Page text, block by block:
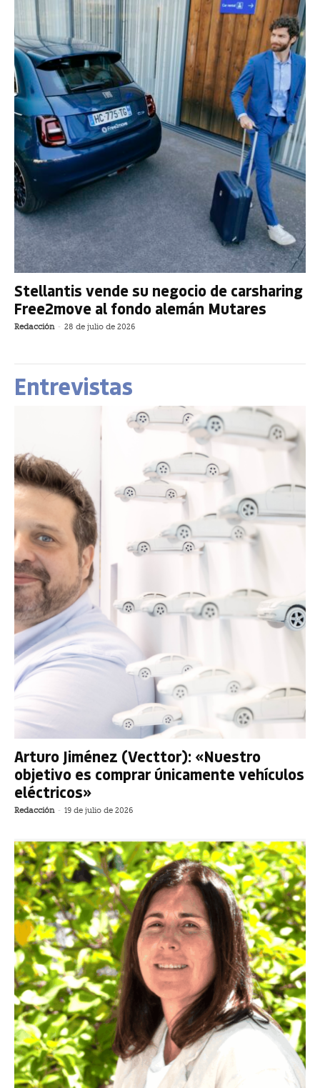
Stellantis vende su negocio de carsharing
Free2move al fondo alemán Mutares
Redacción - 28 de julio de 2026
Entrevistas
Arturo Jiménez (Vecttor): «Nuestro
objetivo es comprar únicamente vehículos
eléctricos»
Redacción - 19 de julio de 2026